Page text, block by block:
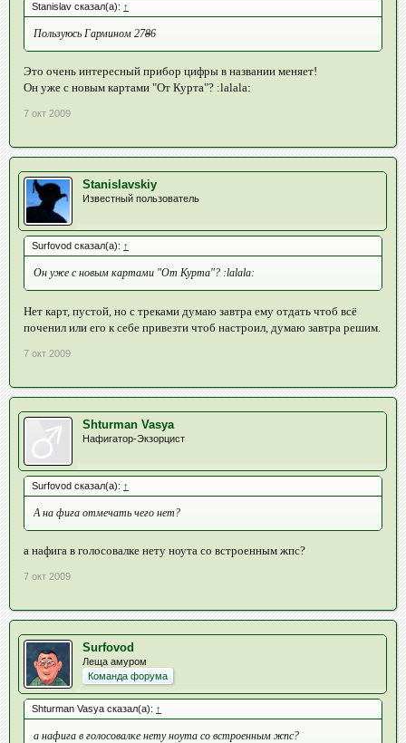
Stanislav сказал(а): ↑
Пользуюсь Гармином 2786
Это очень интересный прибор цифры в названии меняет!
Он уже с новым картами "От Курта"? :lalala:
7 окт 2009
Stanislavskiy
Известный пользователь
Surfovod сказал(а): ↑
Он уже с новым картами "От Курта"? :lalala:
Нет карт, пустой, но с треками думаю завтра ему отдать чтоб всё
поченил или его к себе привезти чтоб настроил, думаю завтра решим.
7 окт 2009
Shturman Vasya
Нафигатор-Экзорцист
Surfovod сказал(а): ↑
А на фига отмечать чего нет?
а нафига в голосовалке нету ноута со встроенным жпс?
7 окт 2009
Surfovod
Леща амуром
Команда форума
Shturman Vasya сказал(а): ↑
а нафига в голосовалке нету ноута со встроенным жпс?